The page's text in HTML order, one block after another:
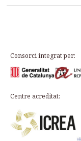
Consorci integrat per:
Centre acreditat: